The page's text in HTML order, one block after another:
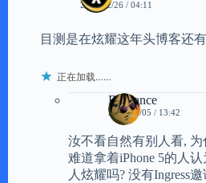
2012/12/26 / 04:11
目测是在炫耀这年头博客还有
正在加载……
Brilliance
2013/01/05 / 13:42
汝不看自然有别人看,
难道拿着iPhone 5的人
人炫耀吗? 没有Ingress